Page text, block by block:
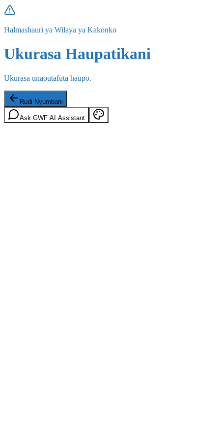
Halmashauri ya Wilaya ya Kakonko
Ukurasa Haupatikani
Ukurasa unaoutafuta haupo.
Rudi Nyumbani
Ask GWF AI Assistant